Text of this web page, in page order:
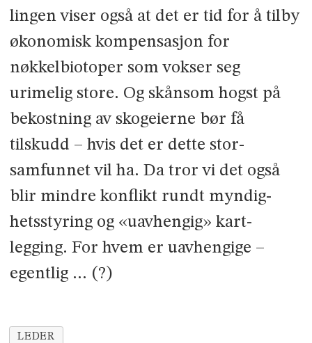
lingen viser også at det er tid for å tilby
økonomisk kompensasjon for
nøkkelbiotoper som vokser seg
urimelig store. Og skånsom hogst på
bekostning av skogeierne bør få
tilskudd – hvis det er dette stor­
samfunnet vil ha. Da tror vi det også
blir mindre konflikt rundt myndig­
hetsstyring og «uavhengig» kart­
legging. For hvem er uavhengige –
egentlig … (?)
LEDER